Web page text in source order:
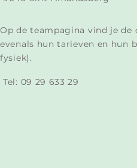
Op de teampagina vind je
evenals hun tarieven en hun
fysiek).
Tel: 09 29 633 29​